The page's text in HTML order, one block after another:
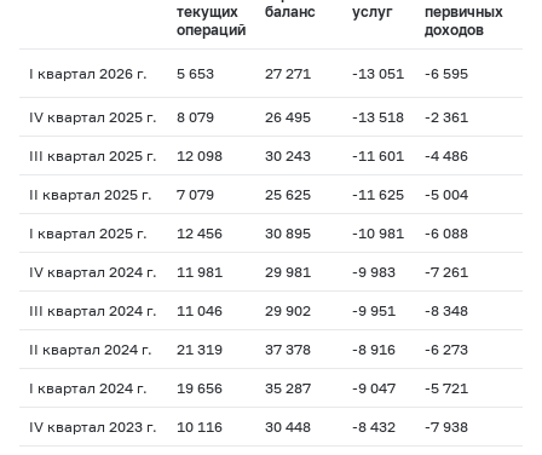
текущих
операций
баланс
услуг
первичных
доходов
I квартал 2026 г. 5 653 27 271 -13 051 -6 595
IV квартал 2025 г. 8 079 26 495 -13 518 -2 361
III квартал 2025 г. 12 098 30 243 -11 601 -4 486
II квартал 2025 г. 7 079 25 625 -11 625 -5 004
I квартал 2025 г. 12 456 30 895 -10 981 -6 088
IV квартал 2024 г. 11 981 29 981 -9 983 -7 261
III квартал 2024 г. 11 046 29 902 -9 951 -8 348
II квартал 2024 г. 21 319 37 378 -8 916 -6 273
I квартал 2024 г. 19 656 35 287 -9 047 -5 721
IV квартал 2023 г. 10 116 30 448 -8 432 -7 938